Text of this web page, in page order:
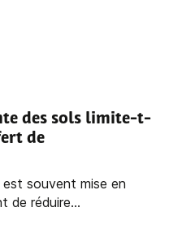
des sols limite-t-
de
souvent mise en
de réduire...